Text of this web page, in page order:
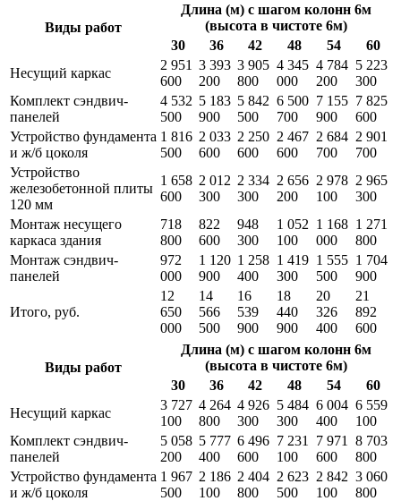
Виды работ
Длина (м) с шагом колонн 6м
(высота в чистоте 6м)
30
36 42 48 54
60
Несущий каркас
2 951
600
3 393
200
3 905
800
4 345
000
4 784
200
5 223
300
Комплект сэндвич-
панелей
4 532
500
5 183
900
5 842
500
6 500
700
7 155
900
7 825
600
Устройство фундамента
и ж/б цоколя
1 816
500
2 033
600
2 250
600
2 467
600
2 684
700
2 901
700
Устройство
железобетонной плиты
120 мм
1 658
600
2 012
300
2 334
300
2 656
200
2 978
100
2 965
300
Монтаж несущего
каркаса здания
718
800
822
600
948
300
1 052
100
1 168
000
1 271
800
Монтаж сэндвич-
панелей
972
000
1 120
900
1 258
400
1 419
300
1 555
500
1 704
900
Итого, руб.
12
650
000
14
566
500
16
539
900
18
440
900
20
326
400
21
892
600
Виды работ
Длина (м) с шагом колонн 6м
(высота в чистоте 6м)
30
36 42 48 54
60
Несущий каркас
3 727
100
4 264
800
4 926
300
5 484
300
6 004
400
6 559
100
Комплект сэндвич-
панелей
5 058
200
5 777
400
6 496
600
7 231
100
7 971
600
8 703
800
Устройство фундамента
и ж/б цоколя
1 967
500
2 186
100
2 404
800
2 623
500
2 842
100
3 060
800